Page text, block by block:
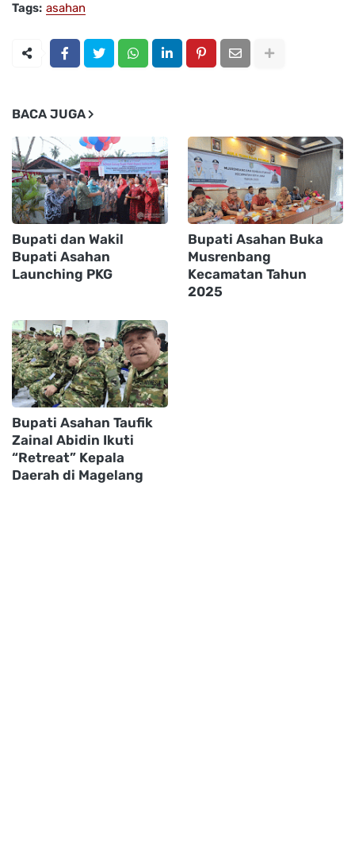
Tags: asahan
BACA JUGA
Bupati dan Wakil
Bupati Asahan
Launching PKG
Bupati Asahan Buka
Musrenbang
Kecamatan Tahun
2025
Bupati Asahan Taufik
Zainal Abidin Ikuti
“Retreat” Kepala
Daerah di Magelang